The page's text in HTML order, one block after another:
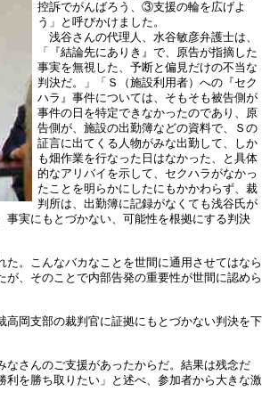
控訴でがんばろう、③支援の輪を広げよ
う」と呼びかけました。
浅谷さんの代理人、水谷敏彦弁護士は、
「『結論先にありき』で、原告が指摘した
事実を無視した、予断と偏見だけの不当な
判決だ。」「Ｓ（施設利用者）への『セク
ハラ』事件については、そもそも被告側が
事件の日を特定できなかったのであり、原
告側が、施設の出勤簿などの資料で、Ｓの
証言に出てくる人物がみな出勤して、しか
も畑作業を行なった日はなかった、と具体
的なアリバイを示して、セクハラがなかっ
たことを明らかにしたにもかかわらず、裁
判所は、出勤簿に記録がなくても浅谷氏が
実にもとづかない、可能性を根拠にする判決
。こんなバカなことを世間に通用させてはなら
、そのことで内部告発の重要性が世間に認めら
岡支部の裁判官に証拠にもとづかない判決を下
さんのご支援があったからだ。結果は残念だ
を勝ち取りたい」と述べ、参加者から大きな激